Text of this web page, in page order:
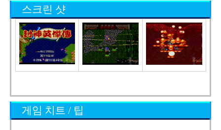
스크린 샷
게임 치트 / 팁